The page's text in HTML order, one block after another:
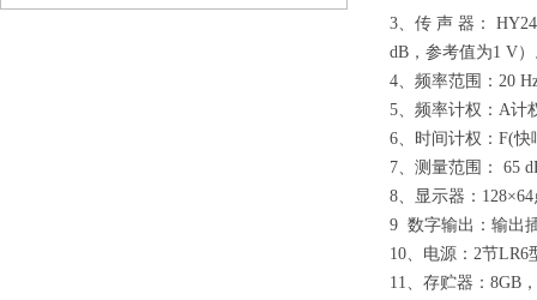
3 、传 声 器：
dB ，参考值为1 V
4 、频率范围： 20
5 、频率计权： A计
6 、时间计权： F(快
7 、测量范围：
65
8 、显示器： 128×64
9 数字输出：输出
10 、电源： 2节LR6
11
、存贮器： 8GB ，